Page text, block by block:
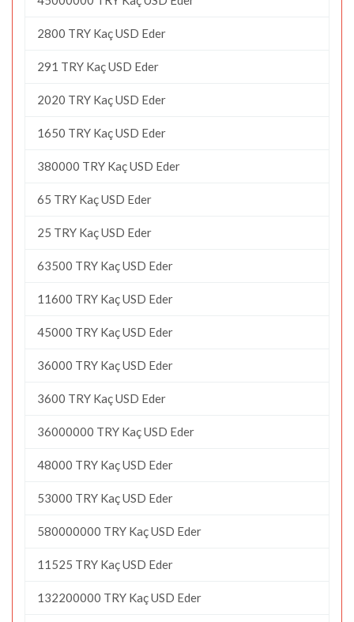
2800 TRY Kaç USD Eder
291 TRY Kaç USD Eder
2020 TRY Kaç USD Eder
1650 TRY Kaç USD Eder
380000 TRY Kaç USD Eder
65 TRY Kaç USD Eder
25 TRY Kaç USD Eder
63500 TRY Kaç USD Eder
11600 TRY Kaç USD Eder
45000 TRY Kaç USD Eder
36000 TRY Kaç USD Eder
3600 TRY Kaç USD Eder
36000000 TRY Kaç USD Eder
48000 TRY Kaç USD Eder
53000 TRY Kaç USD Eder
580000000 TRY Kaç USD Eder
11525 TRY Kaç USD Eder
132200000 TRY Kaç USD Eder